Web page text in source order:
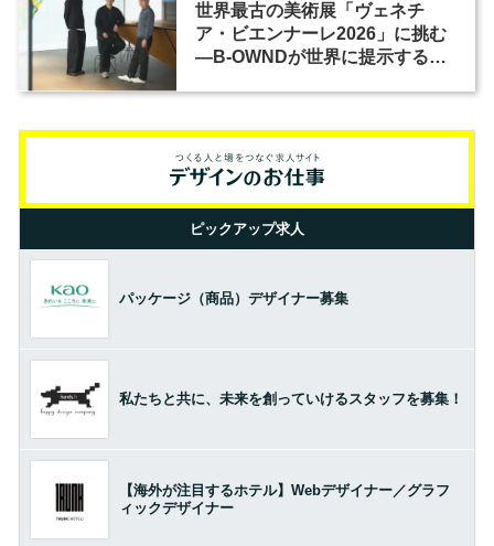
世界最古の美術展「ヴェネチ
ア・ビエンナーレ2026」に挑む
―B-OWNDが世界に提示する美
ピックアップ求人
パッケージ（商品）デザイナー募集
私たちと共に、未来を創っていけるスタッフを募集！
【海外が注目するホテル】Webデザイナー／グラフ
ィックデザイナー